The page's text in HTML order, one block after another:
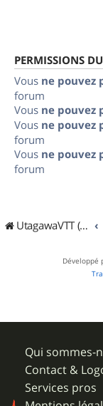
PERMISSIONS
Vous ne pouvez
forum
Vous ne pouvez
Vous ne pouvez
forum
Vous ne pouvez
forum
UtagawaVTT (Randos VTT et VTTAE avec traces GPS)
Développé
Qui sommes-
Contact &
Services pros